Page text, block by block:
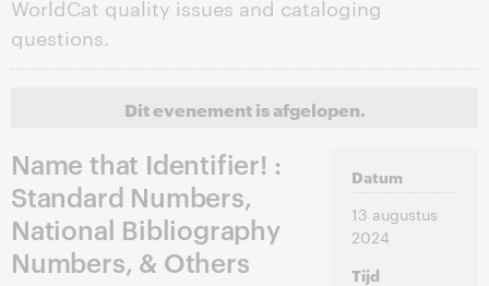
WorldCat quality issues and cataloging
questions.
Dit evenement is afgelopen.
Name that Identifier! :
Standard Numbers,
National Bibliography
Numbers, & Others
Datum
13 augustus
2024
Tijd